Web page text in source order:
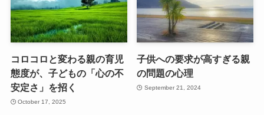
コロコロと変わる親の育児
態度が、子どもの「心の不
安定さ」を招く
October 17, 2025
子供への要求が高すぎる親
の問題の心理
September 21, 2024